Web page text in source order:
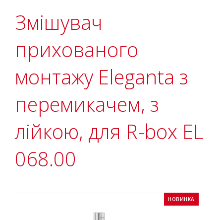
Змішувач
прихованого
монтажу Eleganta з
перемикачем, з
лійкою, для R-box EL
068.00
НОВИНКА